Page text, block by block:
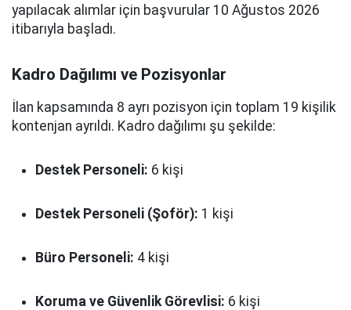
yapılacak alımlar için başvurular 10 Ağustos 2026
itibarıyla başladı.
Kadro Dağılımı ve Pozisyonlar
İlan kapsamında 8 ayrı pozisyon için toplam 19 kişilik
kontenjan ayrıldı. Kadro dağılımı şu şekilde:
Destek Personeli: 6 kişi
Destek Personeli (Şoför): 1 kişi
Büro Personeli: 4 kişi
Koruma ve Güvenlik Görevlisi: 6 kişi